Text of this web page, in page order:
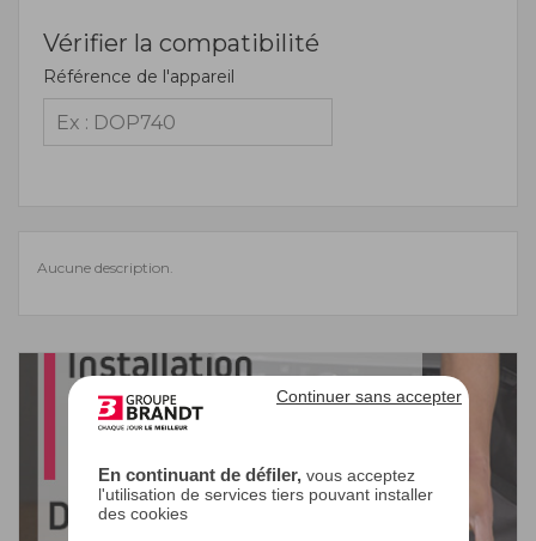
En continuant de défiler,vous acceptez
l'utilisation de services tiers pouvant installer
des cookies
Continuer sans accepter
Vérifier la compatibilité
Référence de l'appareil
Aucune description.